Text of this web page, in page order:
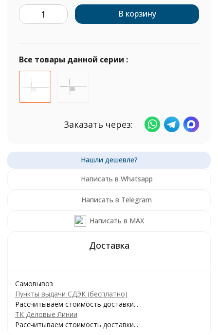
В корзину
Все товары данной серии :
Заказать через:
Написать в Whatsapp
Написать в Telegram
Написать в MAX
Самовывоз
Пункты выдачи СДЭК (бесплатно)
Рассчитываем стоимость доставки...
ТК Деловые Линии
Рассчитываем стоимость доставки...